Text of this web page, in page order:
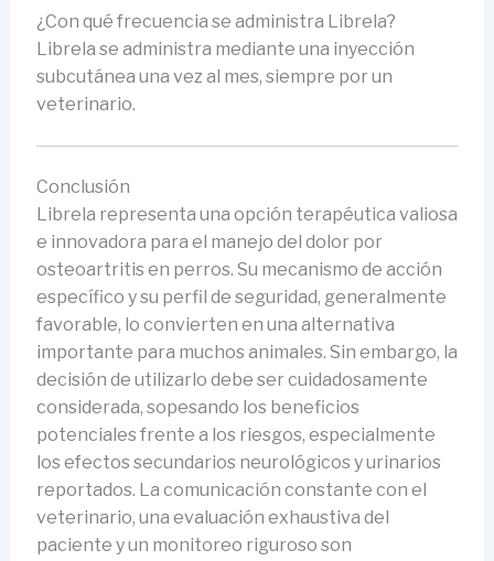
¿Con qué frecuencia se administra Librela?
Librela se administra mediante una inyección
subcutánea una vez al mes, siempre por un
veterinario.
Conclusión
Librela representa una opción terapéutica valiosa
e innovadora para el manejo del dolor por
osteoartritis en perros. Su mecanismo de acción
específico y su perfil de seguridad, generalmente
favorable, lo convierten en una alternativa
importante para muchos animales. Sin embargo, la
decisión de utilizarlo debe ser cuidadosamente
considerada, sopesando los beneficios
potenciales frente a los riesgos, especialmente
los efectos secundarios neurológicos y urinarios
reportados. La comunicación constante con el
veterinario, una evaluación exhaustiva del
paciente y un monitoreo riguroso son